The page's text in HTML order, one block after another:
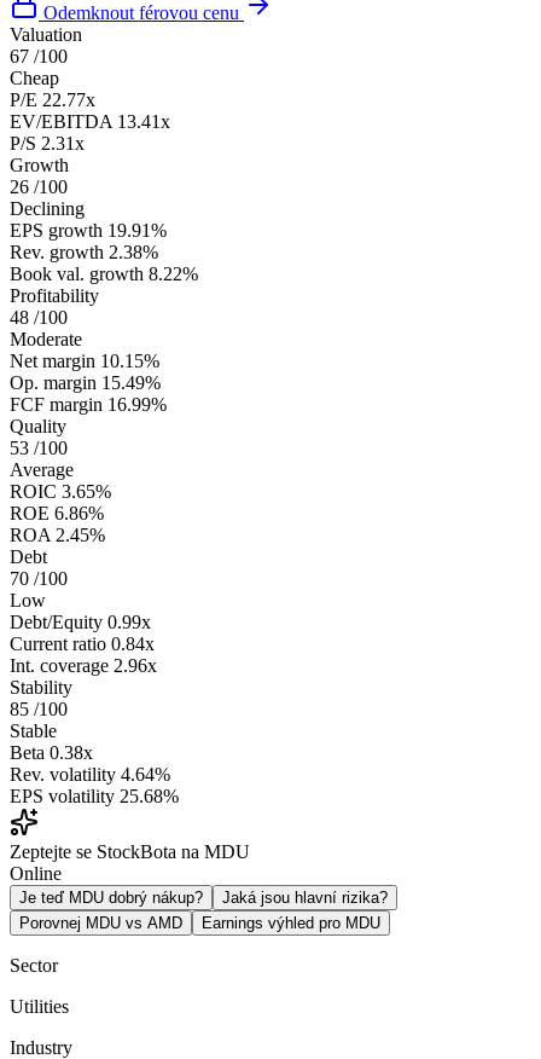
Odemknout férovou cenu
Valuation
67 /100
Cheap
P/E 22.77x
EV/EBITDA 13.41x
P/S 2.31x
Growth
26 /100
Declining
EPS growth 19.91%
Rev. growth 2.38%
Book val. growth 8.22%
Profitability
48 /100
Moderate
Net margin 10.15%
Op. margin 15.49%
FCF margin 16.99%
Quality
53 /100
Average
ROIC 3.65%
ROE 6.86%
ROA 2.45%
Debt
70 /100
Low
Debt/Equity 0.99x
Current ratio 0.84x
Int. coverage 2.96x
Stability
85 /100
Stable
Beta 0.38x
Rev. volatility 4.64%
EPS volatility 25.68%
Zeptejte se StockBota na MDU
Online
Je teď MDU dobrý nákup?
Jaká jsou hlavní rizika?
Porovnej MDU vs AMD
Earnings výhled pro MDU
Sector
Utilities
Industry